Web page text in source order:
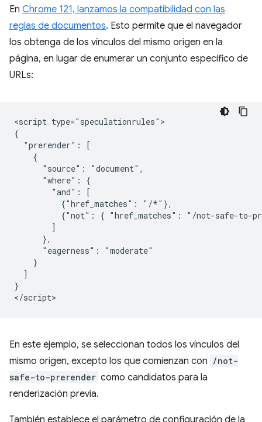
En Chrome 121, lanzamos la compatibilidad con las
reglas de documentos. Esto permite que el navegador
los obtenga de los vínculos del mismo origen en la
página, en lugar de enumerar un conjunto específico de
URLs:
<script type="speculationrules">
{
  "prerender": [
    {
      "source": "document",
      "where": {
        "and": [
          {"href_matches": "/*"},
{"not": { "href_matches": "/not-safe-to-
        ]
      },
      "eagerness": "moderate"
    }
  ]
}
En este ejemplo, se seleccionan todos los vínculos del
mismo origen, excepto los que comienzan con /not-
safe-to-prerender como candidatos para la
renderización previa.